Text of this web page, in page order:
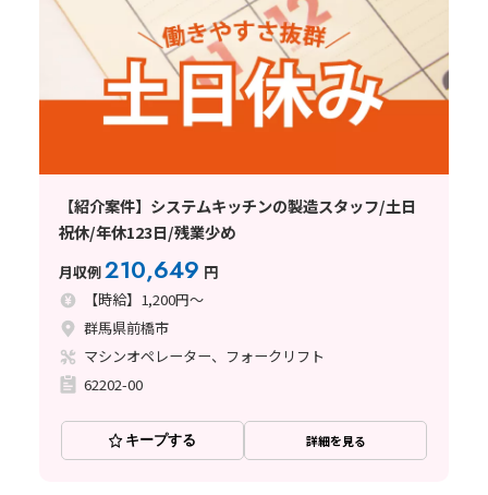
【紹介案件】システムキッチンの製造スタッフ/土日
祝休/年休123日/残業少め
月収例210,649 円
【時給】1,200円～
群馬県前橋市
マシンオペレーター、フォークリフト
62202-00
キープする 詳細を見る